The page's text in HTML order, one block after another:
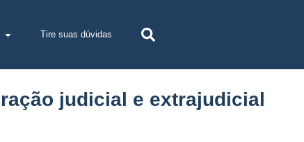
Tire suas dúvidas
judicial e extrajudicial